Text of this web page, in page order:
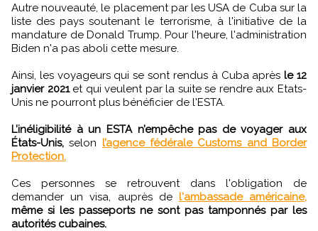
Autre nouveauté, le placement par les USA de Cuba sur la
liste des pays soutenant le terrorisme, à l'initiative de la
mandature de Donald Trump. Pour l'heure, l'administration
Biden n'a pas aboli cette mesure.
Ainsi, les voyageurs qui se sont rendus à Cuba après le 12
janvier 2021et qui veulent par la suite se rendre aux Etats-
Unis ne pourront plus bénéficier de l'ESTA.
L’inéligibilité à un ESTA n’empêche pas de voyager aux
États-Unis, selon l’agence fédérale Customs and Border
Protection.
Ces personnes se retrouvent dans l'obligation de
demander un visa, auprès de l'ambassade américaine,
même si les passeports ne sont pas tamponnés par les
autorités cubaines.